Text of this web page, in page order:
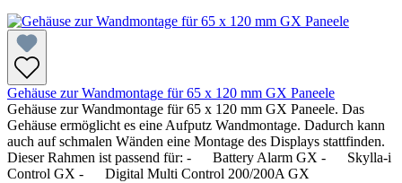
Gehäuse zur Wandmontage für 65 x 120 mm GX Paneele
Gehäuse zur Wandmontage für 65 x 120 mm GX Paneele. Das
Gehäuse ermöglicht es eine Aufputz Wandmontage. Dadurch kann
auch auf schmalen Wänden eine Montage des Displays stattfinden.
Dieser Rahmen ist passend für: - Battery Alarm GX - Skylla-i
Control GX - Digital Multi Control 200/200A GX